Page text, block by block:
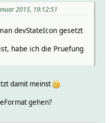
2015, 19:12:51
devStateIcon gesetzt
habe ich die Pruefung
damit meinst
gehen?